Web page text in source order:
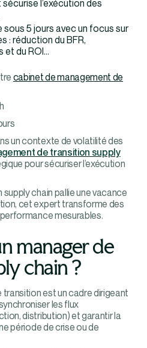
l’exécution des
sous 5 jours avec un focus sur
: réduction du BFR,
du ROI…
cabinet de management de
un contexte de volatilité des
de transition supply
pour sécuriser l’exécution
chain pallie une vacance
cet expert transforme des
mesurables.
manager de
chain ?
transition est un cadre dirigeant
les flux
distribution) et garantir la
période de crise ou de